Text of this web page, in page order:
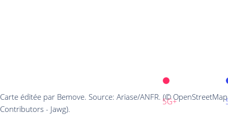
5G+
Carte éditée par Bemove. Source: Ariase/ANFR. (© OpenStreetMap
Contributors - Jawg).